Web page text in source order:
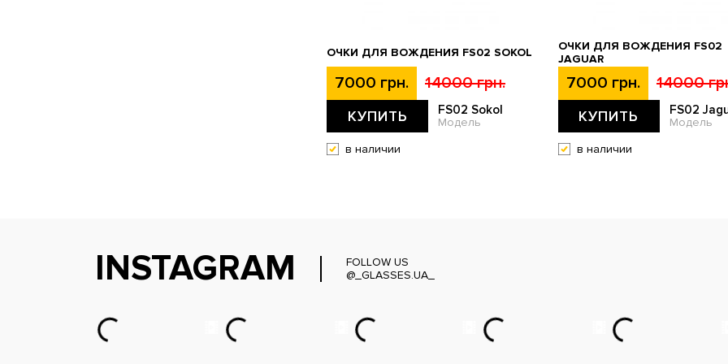
ОЧКИ ДЛЯ ВОЖДЕНИЯ FS02 SOKOL
7000 грн. 14000 грн.
КУПИТЬ FS02 Sokol
Модель
в наличии
ОЧКИ ДЛЯ ВОЖДЕНИЯ FS02
JAGUAR
7000 грн. 14000
КУПИТЬ FS02
Модель
в наличии
INSTAGRAM
FOLLOW US
@_GLASSES.UA_